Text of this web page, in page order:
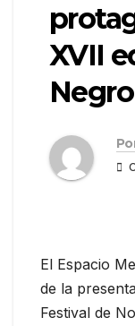
XVII
Negro
El Espacio
de la
Festival de